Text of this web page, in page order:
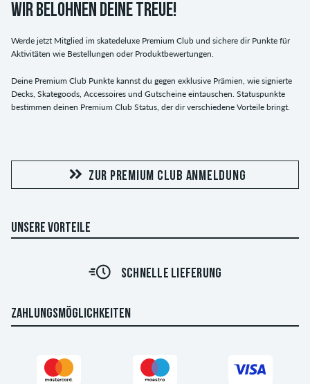
WIR BELOHNEN DEINE TREUE!
Werde jetzt Mitglied im skatedeluxe Premium Club und sichere dir Punkte für
Aktivitäten wie Bestellungen oder Produktbewertungen.
Deine Premium Club Punkte kannst du gegen exklusive Prämien, wie signierte
Decks, Skategoods, Accessoires und Gutscheine eintauschen. Statuspunkte
bestimmen deinen Premium Club Status, der dir verschiedene Vorteile bringt.
ZUR PREMIUM CLUB ANMELDUNG
UNSERE VORTEILE
SCHNELLE LIEFERUNG
ZAHLUNGSMÖGLICHKEITEN